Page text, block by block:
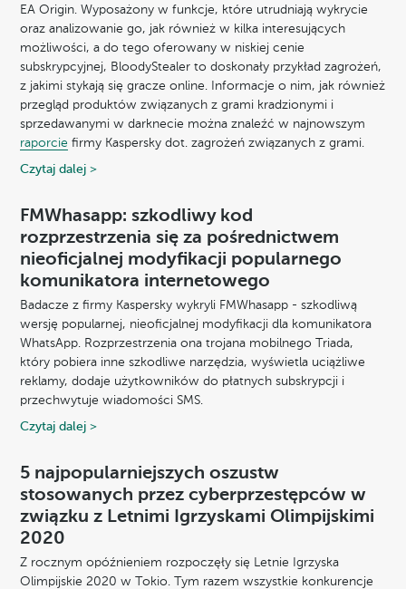
EA Origin. Wyposażony w funkcje, które utrudniają wykrycie
oraz analizowanie go, jak również w kilka interesujących
możliwości, a do tego oferowany w niskiej cenie
subskrypcyjnej, BloodyStealer to doskonały przykład zagrożeń,
z jakimi stykają się gracze online. Informacje o nim, jak również
przegląd produktów związanych z grami kradzionymi i
sprzedawanymi w darknecie można znaleźć w najnowszym
raporcie firmy Kaspersky dot. zagrożeń związanych z grami.
Czytaj dalej >
FMWhasapp: szkodliwy kod
rozprzestrzenia się za pośrednictwem
nieoficjalnej modyfikacji popularnego
komunikatora internetowego
Badacze z firmy Kaspersky wykryli FMWhasapp - szkodliwą
wersję popularnej, nieoficjalnej modyfikacji dla komunikatora
WhatsApp. Rozprzestrzenia ona trojana mobilnego Triada,
który pobiera inne szkodliwe narzędzia, wyświetla uciążliwe
reklamy, dodaje użytkowników do płatnych subskrypcji i
przechwytuje wiadomości SMS.
Czytaj dalej >
5 najpopularniejszych oszustw
stosowanych przez cyberprzestępców w
związku z Letnimi Igrzyskami Olimpijskimi
2020
Z rocznym opóźnieniem rozpoczęły się Letnie Igrzyska
Olimpijskie 2020 w Tokio. Tym razem wszystkie konkurencje